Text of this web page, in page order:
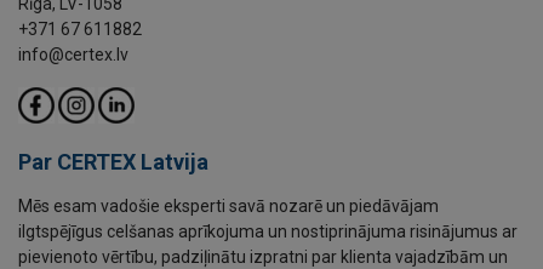
+371 67 611882
info@certex.lv
Par CERTEX Latvija
Mēs esam vadošie eksperti savā nozarē un piedāvājam
ilgtspējīgus celšanas aprīkojuma un nostiprinājuma risinājumus ar
pievienoto vērtību, padziļinātu izpratni par klienta vajadzībām un